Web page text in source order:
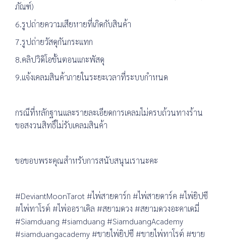
ภัณฑ์)
6.รูปถ่ายความเสียหายที่เกิดกับสินค้า
7.รูปถ่ายวัสดุกันกระแทก
8.คลิปวิดิโอขั้นตอนแกะพัสดุ
9.แจ้งเคลมสินค้าภายในระยะเวลาที่ระบบกำหนด
กรณีที่หลักฐานและรายละเอียดการเคลมไม่ครบถ้วนทางร้าน
ขอสงวนสิทธิ์ไม่รับเคลมสินค้า
ขอขอบพระคุณสำหรับการสนับสนุนเรานะคะ
#DeviantMoonTarot #ไพ่สายดาร์ก #ไพ่สายดาร์ค #ไพ่ยิปซี
#ไพ่ทาโรต์ #ไพ่ออราเคิล #สยามดวง #สยามดวงอะคาเดมี่
#Siamduang #siamduang #SiamduangAcademy
#siamduangacademy #ขายไพ่ยิปซี #ขายไพ่ทาโรต์ #ขาย